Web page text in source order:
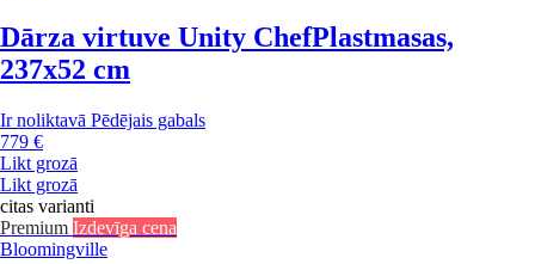
Dārza virtuve Unity ChefPlastmasas,
237x52 cm
Ir noliktavā Pēdējais gabals
779 €
Likt grozā
Likt grozā
citas varianti
Premium Izdevīga cena
Bloomingville